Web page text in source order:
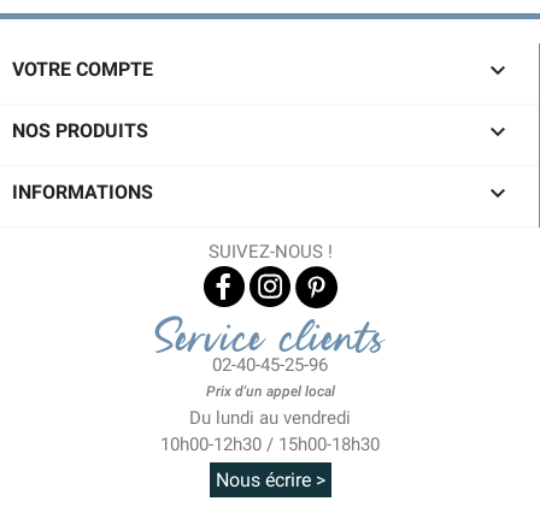
VOTRE COMPTE 
NOS PRODUITS 
INFORMATIONS 
SUIVEZ-NOUS !
Service clients
02-40-45-25-96
Prix d'un appel local
Du lundi au vendredi
10h00-12h30 / 15h00-18h30
Nous écrire >